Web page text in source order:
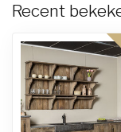
Recent